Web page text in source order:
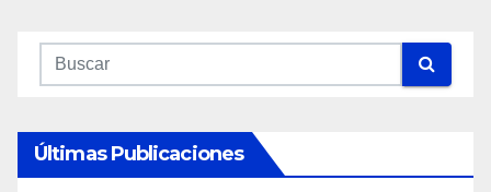
Últimas Publicaciones